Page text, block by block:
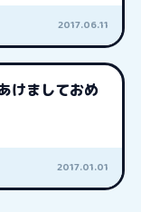
2017.06.11
けましておめ
2017.01.01